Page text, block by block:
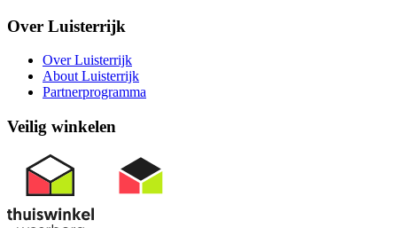
Over Luisterrijk
Over Luisterrijk
About Luisterrijk
Partnerprogramma
Veilig winkelen